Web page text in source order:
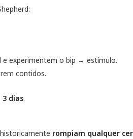
e experimentem o bip → estímulo.
contidos.
3 dias.
rompiam qualquer